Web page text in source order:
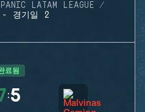
LATAM LEAGUE
- 경기일 2
료됨
:5